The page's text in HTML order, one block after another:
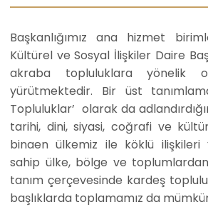
Başkanlığımız ana hizmet
Kültürel ve Sosyal İlişkiler Daire
akraba topluluklara yönelik
yürütmektedir. Bir üst
Topluluklar’ olarak da
tarihi, dini, siyasi, coğrafi ve
binaen ülkemiz ile köklü
sahip ülke, bölge ve
tanım çerçevesinde kardeş
başlıklarda toplamamız da